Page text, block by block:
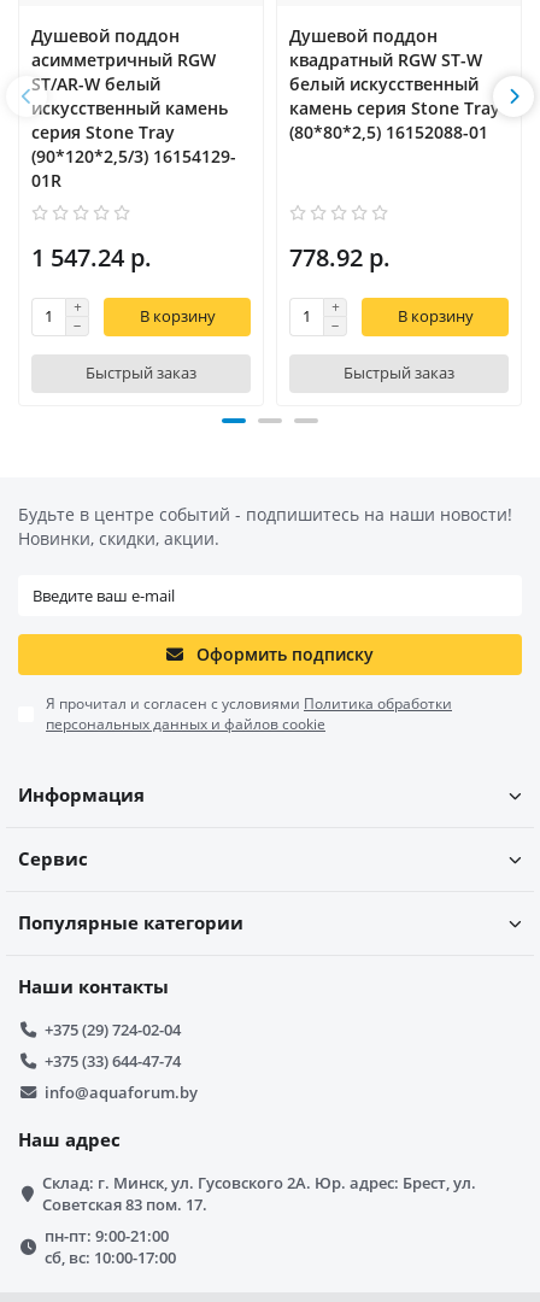
Душевой поддон
асимметричный RGW
ST/AR-W белый
искусственный камень
cерия Stone Tray
(90*120*2,5/3) 16154129-
01R
1 547.24 р.
В корзину
Быстрый заказ
Душевой поддон
квадратный RGW ST-W
белый искусственный
камень cерия Stone Tray
(80*80*2,5) 16152088-01
778.92 р.
В корзину
Быстрый заказ
Будьте в центре событий - подпишитесь на наши новости!
Новинки, скидки, акции.
Оформить подписку
Я прочитал и согласен с условиями Политика обработки
персональных данных и файлов cookie
Информация
Сервис
Популярные категории
Наши контакты
+375 (29) 724-02-04
+375 (33) 644-47-74
info@aquaforum.by
Наш адрес
Склад: г. Минск, ул. Гусовского 2А. Юр. адрес: Брест, ул.
Советская 83 пом. 17.
пн-пт: 9:00-21:00
сб, вс: 10:00-17:00